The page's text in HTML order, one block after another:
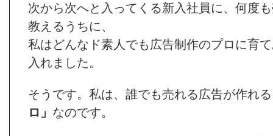
次から次へと入ってくる新入社員に、何度
教えるうちに、
私はどんなド素人でも広告制作のプロに育
入れました。
そうです。私は、誰でも売れる広告が作れ
ロ」 なのです。